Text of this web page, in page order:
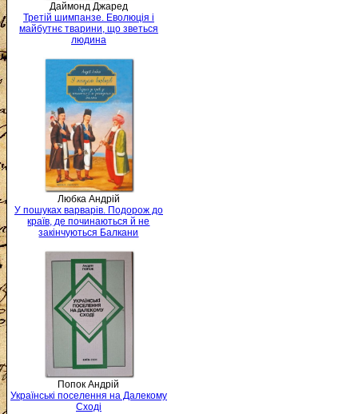
Даймонд Джаред
Третій шимпанзе. Еволюція і
майбутнє тварини, що зветься
людина
Любка Андрій
У пошуках варварів. Подорож до
країв, де починаються й не
закінчуються Балкани
Попок Андрій
Українські поселення на Далекому
Сході